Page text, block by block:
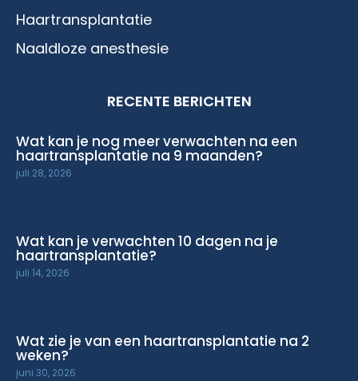
Haartransplantatie
Naaldloze anesthesie
RECENTE BERICHTEN
Wat kan je nog meer verwachten na een
haartransplantatie na 9 maanden?
juli 28, 2026
Wat kan je verwachten 10 dagen na je
haartransplantatie?
juli 14, 2026
Wat zie je van een haartransplantatie na 2
weken?
juni 30, 2026